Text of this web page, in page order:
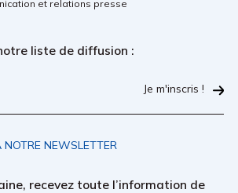
et relations presse
liste de diffusion :
Je m'inscris !
NEWSLETTER
recevez toute l’information de